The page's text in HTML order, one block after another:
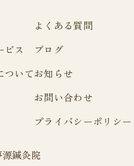
ビス
ついて
よくある質問
ブログ
お知らせ
お問い合わせ
プライバシーポリシー
鍼灸院